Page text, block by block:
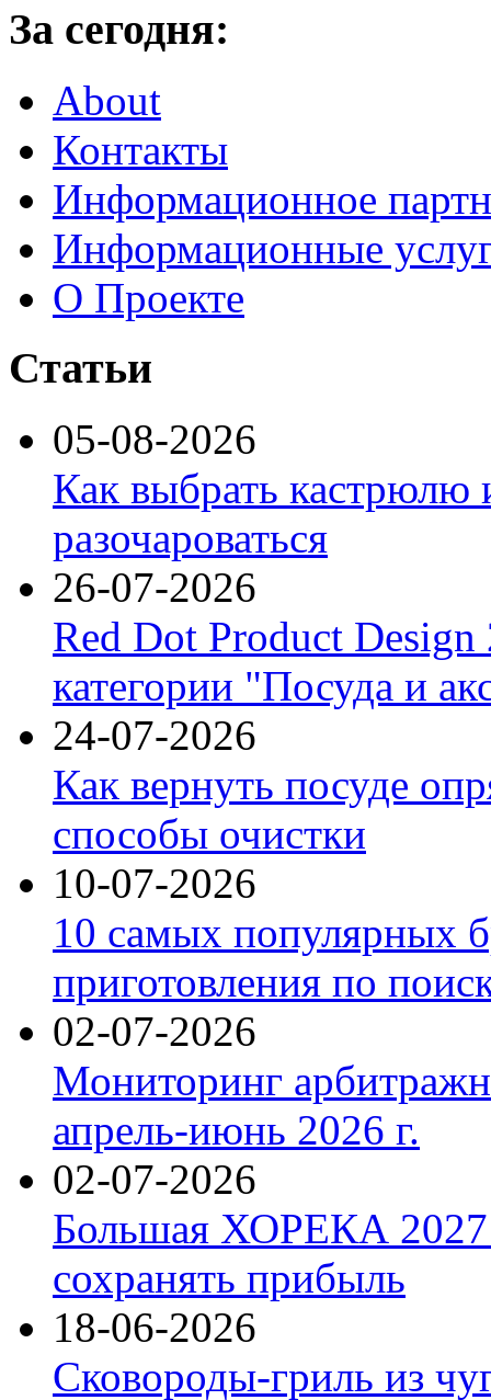
За сегодня:
About
Контакты
Информационное
Информационные
О Проекте
Статьи
05-08-2026
Как выбрать кастрюлю
разочароваться
26-07-2026
Red Dot Product Design
категории "Посуда и
24-07-2026
Как вернуть посуде
способы очистки
10-07-2026
10 самых популярных
приготовления по
02-07-2026
Мониторинг
апрель-июнь 2026 г.
02-07-2026
Большая ХОРЕКА 2027:
сохранять прибыль
18-06-2026
Сковороды-гриль из